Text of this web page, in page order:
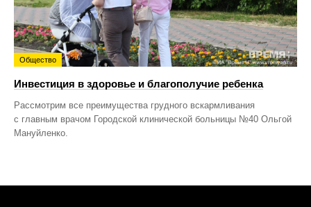
Общество
Инвестиция в здоровье и благополучие ребенка
Рассмотрим все преимущества грудного вскармливания
с главным врачом Городской клинической больницы №40 Ольгой
Мануйленко.